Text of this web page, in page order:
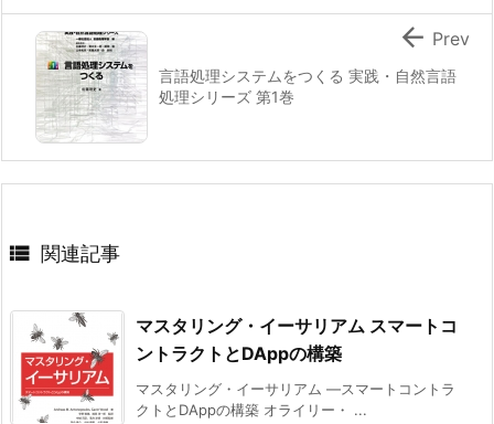
言語処理システムをつくる 実践・自然言語
処理シリーズ 第1巻
 Prev
 関連記事
マスタリング・イーサリアム スマートコ
ントラクトとDAppの構築
マスタリング・イーサリアム ―スマートコントラ
クトとDAppの構築 オライリー・ ...